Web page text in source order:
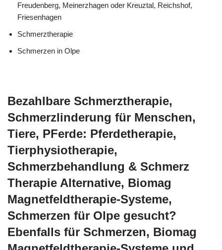
Freudenberg, Meinerzhagen oder Kreuztal, Reichshof,
Friesenhagen
Schmerztherapie
Schmerzen in Olpe
Bezahlbare Schmerztherapie,
Schmerzlinderung für Menschen,
Tiere, PFerde: Pferdetherapie,
Tierphysiotherapie,
Schmerzbehandlung & Schmerz
Therapie Alternative, Biomag
Magnetfeldtherapie-Systeme,
Schmerzen für Olpe gesucht?
Ebenfalls für Schmerzen, Biomag